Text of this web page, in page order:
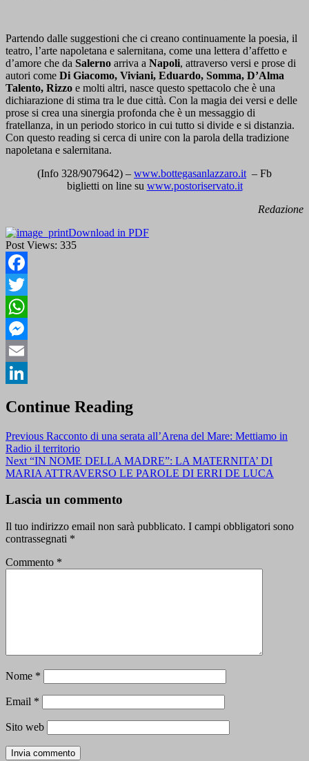
Partendo dalle suggestioni che ci creano continuamente la poesia, il
teatro, l’arte napoletana e salernitana, come una lettera d’affetto e
d’amore che da Salerno arriva a Napoli, attraverso versi e prose di
autori come Di Giacomo, Viviani, Eduardo, Somma, D’Alma
Talento, Rizzo e molti altri, nasce questo spettacolo che è una
dichiarazione di stima tra le due città. Con la magia dei versi e delle
prose si crea una sinergia profonda che è un messaggio di
fratellanza, in un periodo storico in cui tutto si divide e si distanzia.
Con questo reading si cerca di unire con la parola della tradizione
napoletana e salernitana.
(Info 328/9079642) – www.bottegasanlazzaro.it – Fb
biglietti on line su www.postoriservato.it
Redazione
Download in PDF
Post Views: 335
Facebook
Twitter
WhatsApp
Messenger
Email
Continue Reading
Previous Racconto di una serata all’Arena del Mare: Mettiamo in
Radio il territorio
Next “IN NOME DELLA MADRE”: LA MATERNITA’ DI
MARIA ATTRAVERSO LE PAROLE DI ERRI DE LUCA
Lascia un commento
Il tuo indirizzo email non sarà pubblicato. I campi obbligatori sono
contrassegnati *
Commento *
Nome *
Email *
Sito web